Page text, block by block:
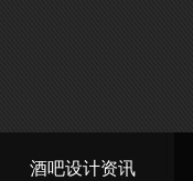
酒吧设计资讯